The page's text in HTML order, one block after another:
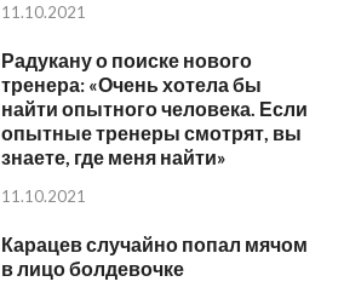
11.10.2021
Радукану о поиске нового
тренера: «Очень хотела бы
найти опытного человека. Если
опытные тренеры смотрят, вы
знаете, где меня найти»
11.10.2021
Карацев случайно попал мячом
в лицо болдевочке